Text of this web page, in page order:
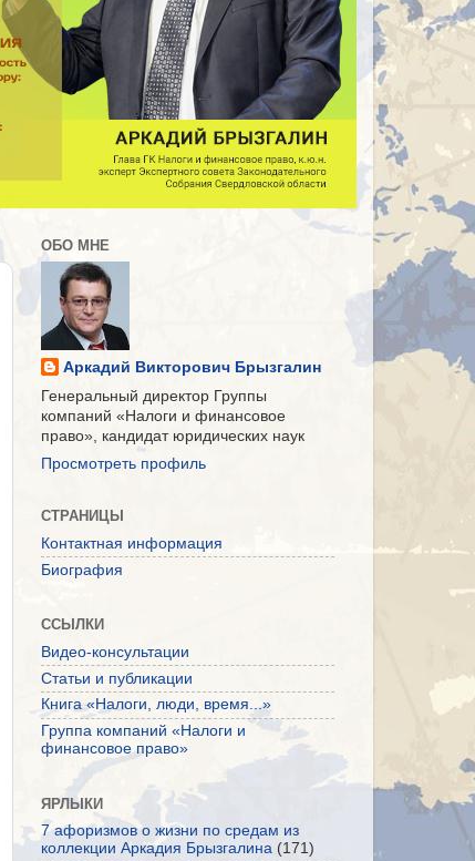
ОБО МНЕ
Аркадий Викторович Брызгалин
Генеральный директор Группы
компаний «Налоги и финансовое
право», кандидат юридических наук
Просмотреть профиль
СТРАНИЦЫ
Контактная информация
Биография
ССЫЛКИ
Видео-консультации
Статьи и публикации
Книга «Налоги, люди, время...»
Группа компаний «Налоги и
финансовое право»
ЯРЛЫКИ
7 афоризмов о жизни по средам из
коллекции Аркадия Брызгалина (171)